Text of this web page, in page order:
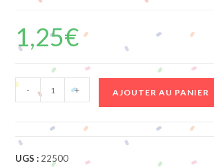
1,25€
quantité
de
- + AJOUTER AU PANIER
UGS : 22500